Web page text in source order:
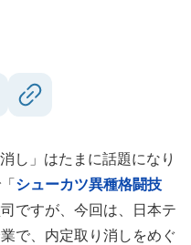
し」はたまに話題になり
シューカツ異種格闘技
ですが、今回は、日本テ
で、内定取り消しをめぐ